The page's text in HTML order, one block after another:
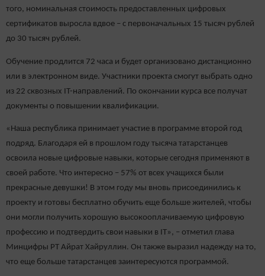
того, номинальная стоимость предоставленных цифровых
сертификатов выросла вдвое – с первоначальных 15 тысяч рублей
до 30 тысяч рублей.
Обучение продлится 72 часа и будет организовано дистанционно
или в электронном виде. Участники проекта смогут выбрать одно
из 22 сквозных IT-направлений. По окончании курса все получат
документы о повышении квалификации.
«Наша республика принимает участие в программе второй год
подряд. Благодаря ей в прошлом году тысяча татарстанцев
освоила новые цифровые навыки, которые сегодня применяют в
своей работе. Что интересно – 57% от всех учащихся были
прекрасные девушки! В этом году мы вновь присоединились к
проекту и готовы бесплатно обучить еще больше жителей, чтобы
они могли получить хорошую высокооплачиваемую цифровую
профессию и подтвердить свои навыки в IT», – отметил глава
Минцифры РТ Айрат Хайруллин. Он также выразил надежду на то,
что еще больше татарстанцев заинтересуются программой.